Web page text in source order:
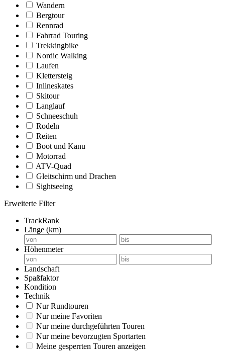
Wandern
Bergtour
Rennrad
Fahrrad Touring
Trekkingbike
Nordic Walking
Laufen
Klettersteig
Inlineskates
Skitour
Langlauf
Schneeschuh
Rodeln
Reiten
Boot und Kanu
Motorrad
ATV-Quad
Gleitschirm und Drachen
Sightseeing
Erweiterte Filter
TrackRank
Länge (km)
Höhenmeter
Landschaft
Spaßfaktor
Kondition
Technik
Nur Rundtouren
Nur meine Favoriten
Nur meine durchgeführten Touren
Nur meine bevorzugten Sportarten
Meine gesperrten Touren anzeigen